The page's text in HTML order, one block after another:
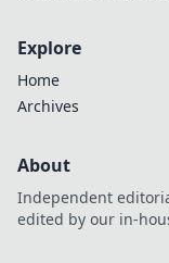
Explore
Home
Archives
About
Independent
edited by our in-